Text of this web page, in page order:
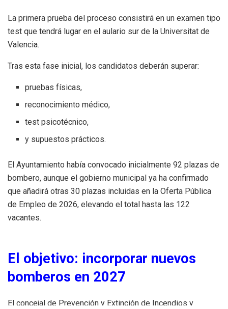
La primera prueba del proceso consistirá en un examen tipo
test que tendrá lugar en el aulario sur de la Universitat de
Valencia.
Tras esta fase inicial, los candidatos deberán superar:
pruebas físicas,
reconocimiento médico,
test psicotécnico,
y supuestos prácticos.
El Ayuntamiento había convocado inicialmente 92 plazas de
bombero, aunque el gobierno municipal ya ha confirmado
que añadirá otras 30 plazas incluidas en la Oferta Pública
de Empleo de 2026, elevando el total hasta las 122
vacantes.
El objetivo: incorporar nuevos
bomberos en 2027
El concejal de Prevención y Extinción de Incendios y